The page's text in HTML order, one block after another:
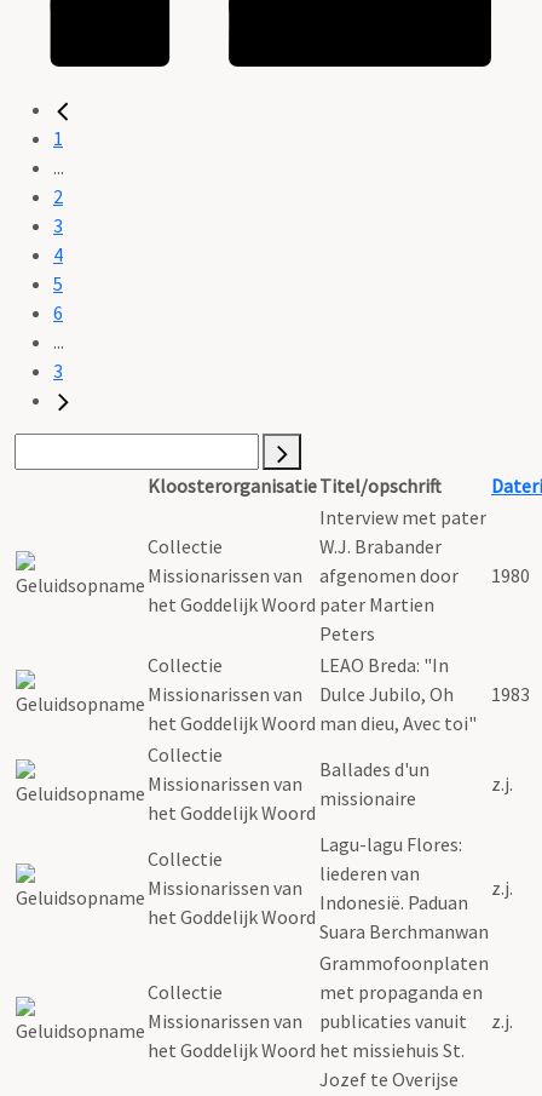
1
...
2
3
4
5
6
...
3
KloosterorganisatieTitel/opschrift
Collectie
Missionarissen van
het Goddelijk Woord
Interview met pater
W.J. Brabander
afgenomen door
pater Martien
Peters
1980
Collectie
Missionarissen van
het Goddelijk Woord
LEAO Breda: "In
Dulce Jubilo, Oh
man dieu, Avec toi"
1983
Collectie
Missionarissen van
het Goddelijk Woord
Ballades d'un
missionaire
z.j.
Collectie
Missionarissen van
het Goddelijk Woord
Lagu-lagu Flores:
liederen van
Indonesië. Paduan
Suara Berchmanwan
z.j.
Collectie
Missionarissen van
het Goddelijk Woord
Grammofoonplaten
met propaganda en
publicaties vanuit
het missiehuis St.
Jozef te Overijse
z.j.